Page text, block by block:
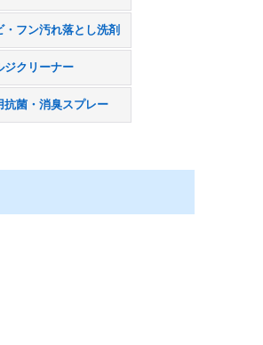
・フン汚れ落とし洗剤
ジクリーナー
抗菌・消臭スプレー